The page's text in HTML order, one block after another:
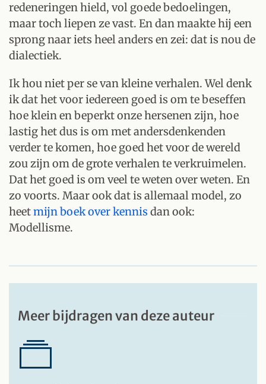
redeneringen hield, vol goede bedoelingen,
maar toch liepen ze vast. En dan maakte hij een
sprong naar iets heel anders en zei: dat is nou de
dialectiek.
Ik hou niet per se van kleine verhalen. Wel denk
ik dat het voor iedereen goed is om te beseffen
hoe klein en beperkt onze hersenen zijn, hoe
lastig het dus is om met andersdenkenden
verder te komen, hoe goed het voor de wereld
zou zijn om de grote verhalen te verkruimelen.
Dat het goed is om veel te weten over weten. En
zo voorts. Maar ook dat is allemaal model, zo
heetmijn boek over kennis dan ook:
Modellisme.
Meer bijdragen van deze auteur